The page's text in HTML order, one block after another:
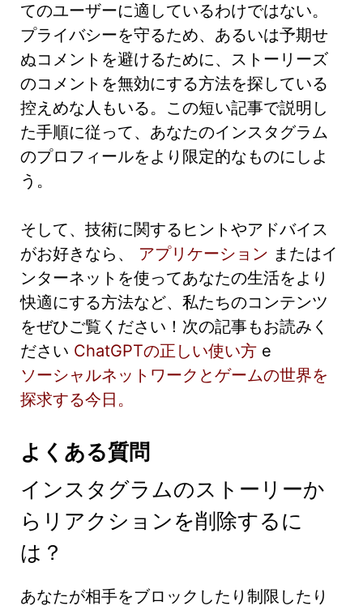
てのユーザーに適しているわけではない。
プライバシーを守るため、あるいは予期せ
ぬコメントを避けるために、ストーリーズ
のコメントを無効にする方法を探している
控えめな人もいる。この短い記事で説明し
た手順に従って、あなたのインスタグラム
のプロフィールをより限定的なものにしよ
う。
そして、技術に関するヒントやアドバイス
がお好きなら、 アプリケーション またはイ
ンターネットを使ってあなたの生活をより
快適にする方法など、私たちのコンテンツ
をぜひご覧ください！次の記事もお読みく
ださい ChatGPTの正しい使い方 e
ソーシャルネットワークとゲームの世界を
探求する今日。
よくある質問
インスタグラムのストーリーか
らリアクションを削除するに
は？
あなたが相手をブロックしたり制限したり